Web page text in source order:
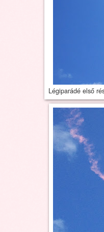
Légiparádé első